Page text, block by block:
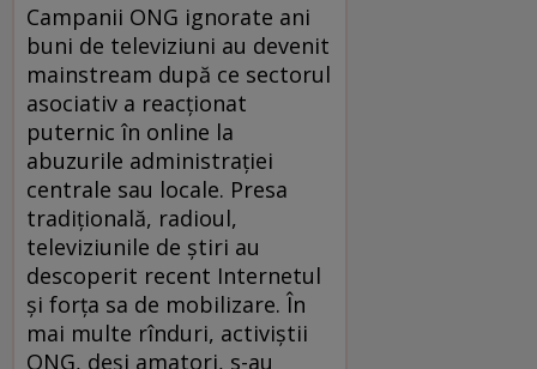
Campanii ONG ignorate ani
buni de televiziuni au devenit
mainstream după ce sectorul
asociativ a reacţionat
puternic în online la
abuzurile administraţiei
centrale sau locale. Presa
tradiţională, radioul,
televiziunile de ştiri au
descoperit recent Internetul
şi forţa sa de mobilizare. În
mai multe rînduri, activiştii
ONG, deşi amatori, s-au